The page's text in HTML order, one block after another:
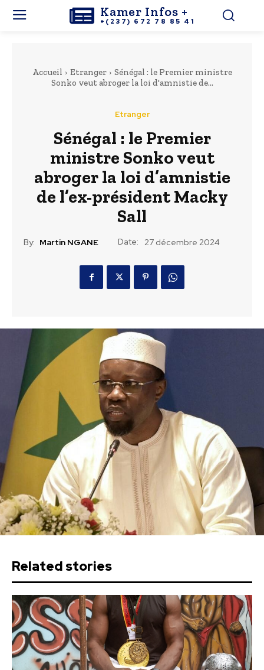
Kamer Infos +
+(237) 672 78 85 41
Accueil Etranger
Sénégal : le Premier ministre
Sonko veut abroger la loi d'amnistie de...
Etranger
Sénégal : le Premier
ministre Sonko veut
abroger la loi d’amnistie
de l’ex-président Macky
Sall
By: Martin NGANE Date: 27 décembre 2024
Related stories